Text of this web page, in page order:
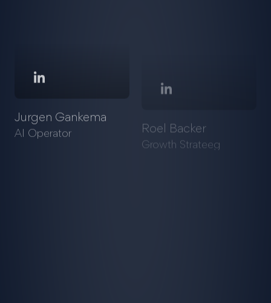
Jurgen Gankema
AI Operator Growth Strateeg